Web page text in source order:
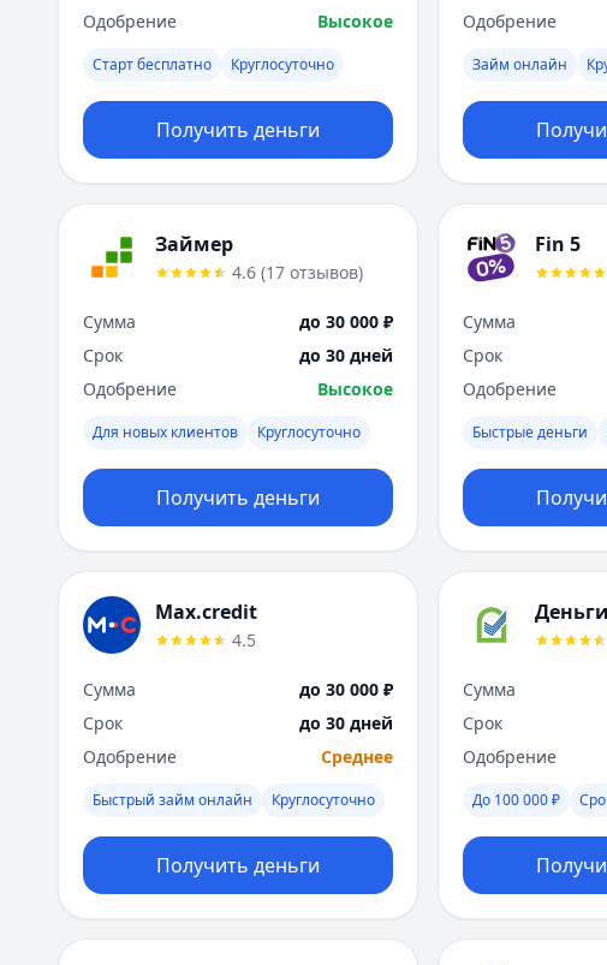
Одобрение
Высокое
Старт бесплатно Круглосуточно
Получить деньги
Одобрение
Займ онлайн
Займер
4.6 (17 отзывов)
Сумма
до 30 000 ₽
Срок
до 30 дней
Одобрение
Высокое
Для новых клиентов Круглосуточно
Получить деньги
Fin 5
Сумма
Срок
Одобрение
Быстрые деньги
Max.credit
4.5
Сумма
до 30 000 ₽
Срок
до 30 дней
Одобрение
Среднее
Быстрый займ онлайн Круглосуточно
Получить деньги
Сумма
Срок
Одобрение
До 100 000 ₽